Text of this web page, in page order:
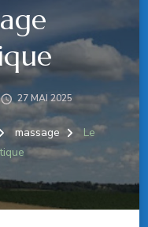
27 MAI 2025
massage
Le